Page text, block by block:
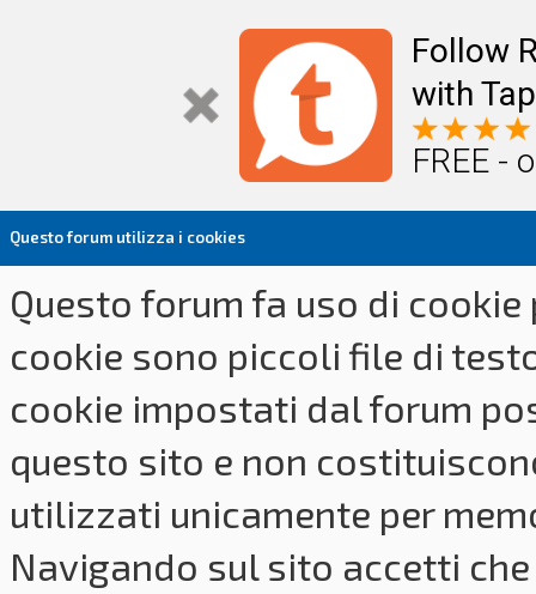
Follow
with
FREE -
Questo forum utilizza i cookies
Questo forum fa uso di
cookie sono piccoli file di
cookie impostati dal forum
questo sito e non
utilizzati unicamente per
Navigando sul sito accetti